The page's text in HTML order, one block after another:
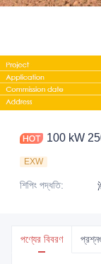
EXW
শিপিং পদ্ধতি:
পণ্যের বিবরণ
সমর্থন